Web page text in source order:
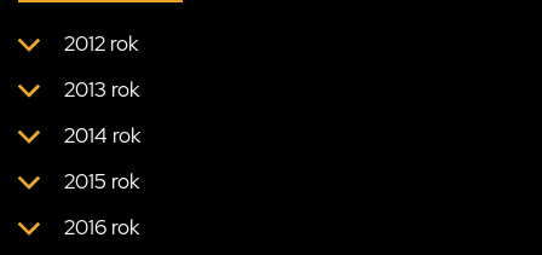
2012 rok
2013 rok
2014 rok
2015 rok
2016 rok